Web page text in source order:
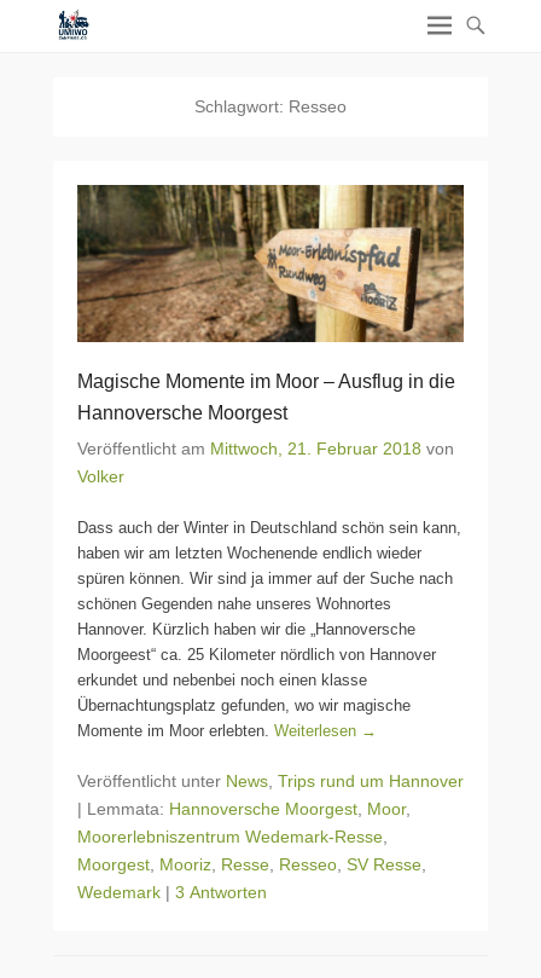
Schlagwort: Resseo
Magische Momente im Moor – Ausflug in die
Hannoversche Moorgest
Veröffentlicht am Mittwoch, 21. Februar 2018 von
Volker
Dass auch der Winter in Deutschland schön sein kann,
haben wir am letzten Wochenende endlich wieder
spüren können. Wir sind ja immer auf der Suche nach
schönen Gegenden nahe unseres Wohnortes
Hannover. Kürzlich haben wir die „Hannoversche
Moorgeest“ ca. 25 Kilometer nördlich von Hannover
erkundet und nebenbei noch einen klasse
Übernachtungsplatz gefunden, wo wir magische
Momente im Moor erlebten. Weiterlesen →
Veröffentlicht unter News Trips rund um Hannover
| Lemmata: Hannoversche Moorgest Moor,
Moorerlebniszentrum Wedemark-Resse
Moorgest Mooriz Resse Resseo SV Resse
Wedemark | 3 Antworten